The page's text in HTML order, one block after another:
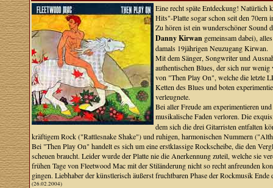
Eine recht späte Entdeckung! Natürlich
Hits"-Platte sogar schon seit den 70ern
Zu hören ist ein wunderschöner Sound
Danny Kirwan gemeinsam dabei),
damals 19jährigen Neuzugang Kirwan.
Mit dem Sänger, Songwriter und
authentischen Blues, der sich nur
von "Then Play On", welche die letzte
Ketten des Blues und boten
verleugnete.
Bei aller Freude am experimentieren
musikalische Faden verloren. Die
dem sich die drei Gitarristen entfalten
kräftigem Rock ("Rattlesnake Shake") und ruhigen, harmonischen Nummern
Bei "Then Play On" handelt es sich um eine erstklassige Rockscheibe, die den
scheuen braucht. Leider wurde der Platte nie die Anerkennung zuteil, welche sie
frühen Tage von Fleetwood Mac mit der Stiländerung nicht so recht anfreunden
gingen. Liebhaber der künstlerisch äußerst fruchtbaren Phase der Rockmusik
(26.02.2004)